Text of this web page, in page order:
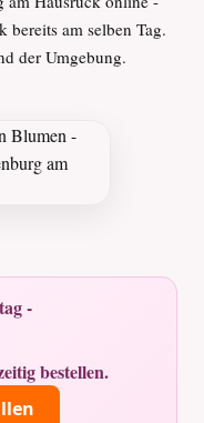
bereits am selben Tag.
der Umgebung.
-
bestellen.